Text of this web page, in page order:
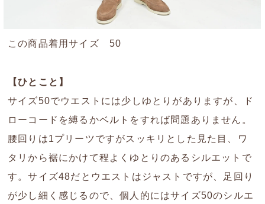
この商品着用サイズ 50
【ひとこと】
サイズ50でウエストには少しゆとりがありますが、ド
ローコードを縛るかベルトをすれば問題ありません。
腰回りは1プリーツですがスッキリとした見た目、ワ
タリから裾にかけて程よくゆとりのあるシルエットで
す。サイズ48だとウエストはジャストですが、足回り
が少し細く感じるので、個人的にはサイズ50のシルエ